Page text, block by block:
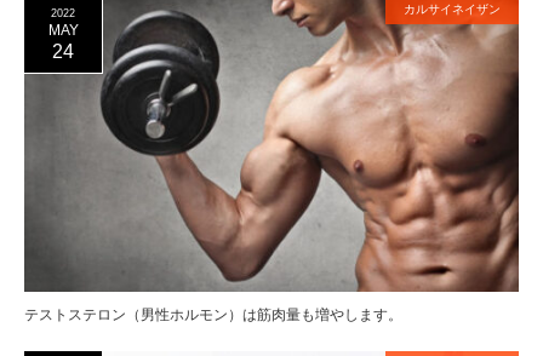
2022
MAY
24
カルサイネイザン
テストステロン（男性ホルモン）は筋肉量も増やします。